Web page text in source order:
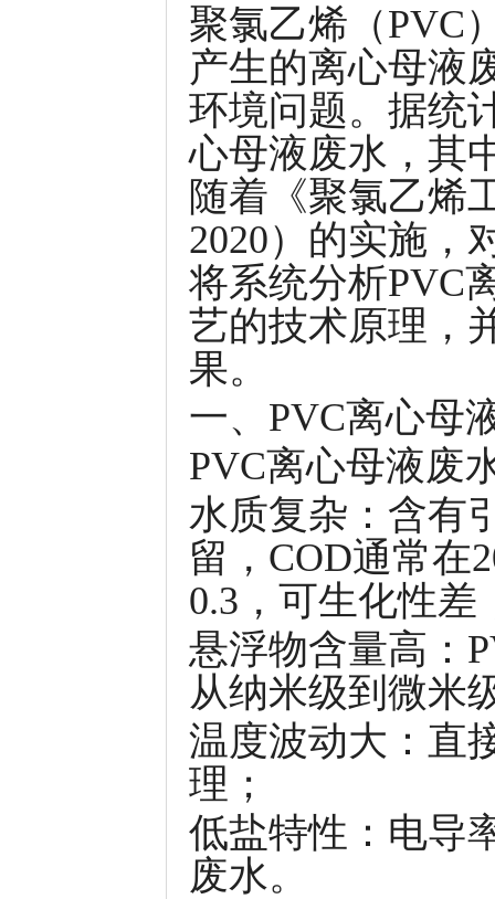
聚氯乙烯（PVC
产生的离心母液
环境问题。据统
心母液废水，其
随着《聚氯乙烯
2020）的实施，
将系统分析PVC
艺的技术原理，
果。
一、PVC离心母
PVC离心母液废
水质复杂：含有
留，COD通常在
0.3，可生化性差
悬浮物含量高：
从纳米级到微米
温度波动大：直
理；
低盐特性：电导
废水。